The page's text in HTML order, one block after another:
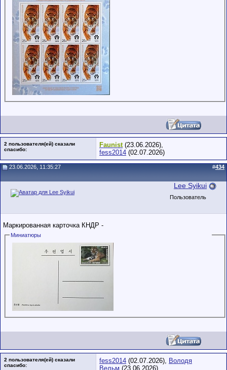
2 пользователя(ей) сказали
cпасибо:
Faunist(23.06.2026),
fess2014 (02.07.2026)
23.06.2026, 11:35:27 #434
Lee Syikui
Пользователь
Маркированная карточка КНДР -
Миниатюры
2 пользователя(ей) сказали
cпасибо:
fess2014 (02.07.2026), Володя
Вельм (23.06.2026)